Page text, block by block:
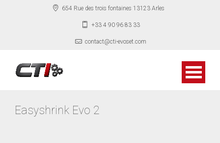
654 Rue des trois fontaines 13123 Arles
+33 4 90 96 83 33
contact@cti-evoset.com
Easyshrink Evo 2